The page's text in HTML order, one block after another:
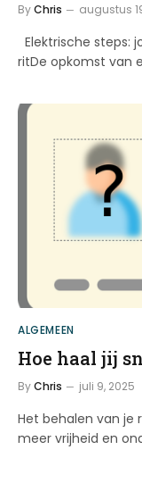
ByChris augustus
Elektrische steps:
ritDe opkomst van
ALGEMEEN
Hoe haal jij
ByChris juli 9, 2025
Het behalen van je
meer vrijheid en